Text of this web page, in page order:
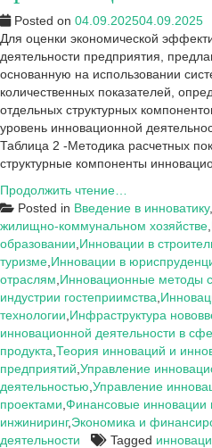
Posted on 04.09.202504.09.2025
Для оценки экономической
деятельности предприятия,
основанную на использовании
количественных показателей,
отдельных структурных
уровень инновационной
Таблица 2 -Методика расчетных
структурные компоненты
Продолжить чтение…
подходы
к
оценке
деятельности
организации
Posted in Введение в инноватику,
жилищно-коммунальном хозяйстве
образовании Инновации в
туризме Инновации в
отраслям Инновационные методы
индустрии гостеприимства
технологии Инфраструктура
инновационной деятельности в
продукта Теория инноваций и
предприятий Управление
деятельностью Управление
проектами Финансовые инновации
инжиниринг,Экономика и
деятельности
Tagged